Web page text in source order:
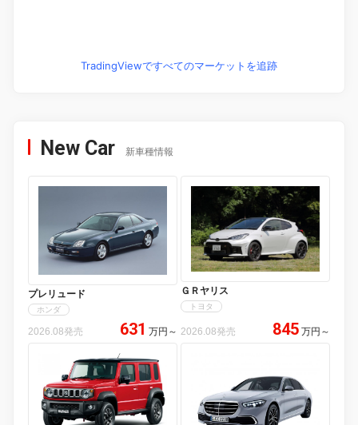
TradingViewですべてのマーケットを追跡
New Car 新車種情報
プレリュード
ホンダ
2026.08発売 631 万円 ～
ＧＲヤリス
トヨタ
2026.08発売 845 万円 ～